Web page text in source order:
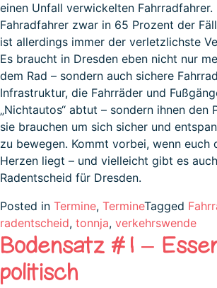
einen Unfall verwickelten
Fahradfahrer zwar in 65 Prozent der
ist allerdings immer der verletzlichste
Es braucht in Dresden eben nicht nur
dem Rad – sondern auch sichere
Infrastruktur, die Fahrräder und
„Nichtautos“ abtut – sondern ihnen den
sie brauchen um sich sicher und
zu bewegen. Kommt vorbei, wenn euch
Herzen liegt – und vielleicht gibt es
Radentscheid für Dresden.
Posted in Termine, TermineTagged
radentscheid, tonnja, verkehrswende
Bodensatz #1 –
politisch